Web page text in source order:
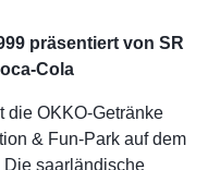
präsentiert von SR
Cola
die OKKO-Getränke
& Fun-Park auf dem
Die saarländische